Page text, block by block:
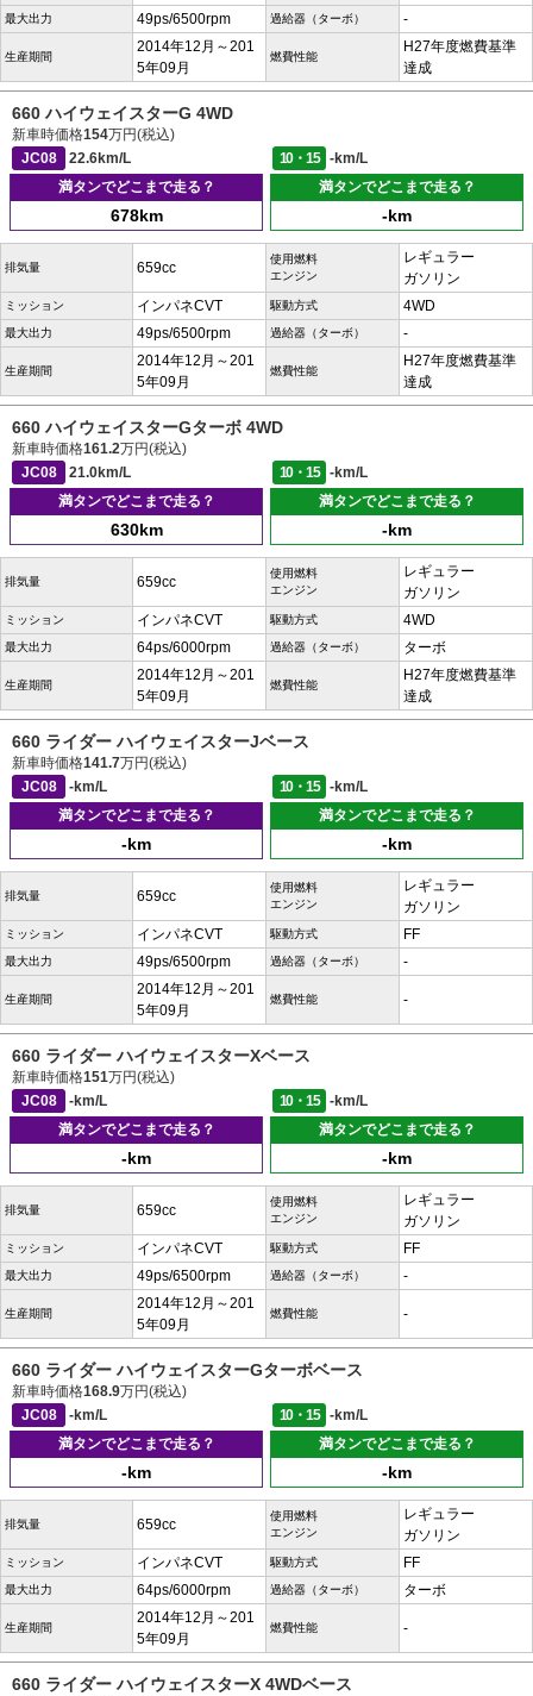
最大出力 49ps/6500rpm 過給器（ターボ） -
生産期間
2014年12月～201
5年09月
燃費性能
H27年度燃費基準
達成
660 ハイウェイスターG 4WD
新車時価格154万円(税込)
JC08
22.6km/L 10・15
-km/L
満タンでどこまで走る？
678km
満タンでどこまで走る？
-km
排気量 659cc
使用燃料
エンジン
レギュラー
ガソリン
ミッション インパネCVT 駆動方式 4WD
最大出力 49ps/6500rpm 過給器（ターボ） -
生産期間
2014年12月～201
5年09月
燃費性能
H27年度燃費基準
達成
660 ハイウェイスターGターボ 4WD
新車時価格161.2万円(税込)
JC08
21.0km/L 10・15
-km/L
満タンでどこまで走る？
630km
満タンでどこまで走る？
-km
排気量 659cc
使用燃料
エンジン
レギュラー
ガソリン
ミッション インパネCVT 駆動方式 4WD
最大出力 64ps/6000rpm 過給器（ターボ） ターボ
生産期間
2014年12月～201
5年09月
燃費性能
H27年度燃費基準
達成
660 ライダー ハイウェイスターJベース
新車時価格141.7万円(税込)
JC08
-km/L 10・15
-km/L
満タンでどこまで走る？
-km
満タンでどこまで走る？
-km
排気量 659cc
使用燃料
エンジン
レギュラー
ガソリン
ミッション インパネCVT 駆動方式 FF
最大出力 49ps/6500rpm 過給器（ターボ） -
生産期間
2014年12月～201
5年09月
燃費性能 -
660 ライダー ハイウェイスターXベース
新車時価格151万円(税込)
JC08
-km/L 10・15
-km/L
満タンでどこまで走る？
-km
満タンでどこまで走る？
-km
排気量 659cc
使用燃料
エンジン
レギュラー
ガソリン
ミッション インパネCVT 駆動方式 FF
最大出力 49ps/6500rpm 過給器（ターボ） -
生産期間
2014年12月～201
5年09月
燃費性能 -
660 ライダー ハイウェイスターGターボベース
新車時価格168.9万円(税込)
JC08
-km/L 10・15
-km/L
満タンでどこまで走る？
-km
満タンでどこまで走る？
-km
排気量 659cc
使用燃料
エンジン
レギュラー
ガソリン
ミッション インパネCVT 駆動方式 FF
最大出力 64ps/6000rpm 過給器（ターボ） ターボ
生産期間
2014年12月～201
5年09月
燃費性能 -
660 ライダー ハイウェイスターX 4WDベース